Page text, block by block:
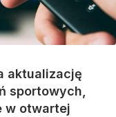
aktualizację
sportowych,
w otwartej